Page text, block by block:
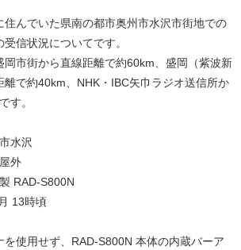
住んでいた県南の都市奥州市水沢市街地での
信状況についてです。
岡市街から直線距離で約60km、盛岡（紫波新
離で約40km、NHK・IBC矢巾ラジオ送信所か
す。
水沢
外
RAD-S800N
13時頃
を使用せず、RAD-S800N 本体の内蔵バーア